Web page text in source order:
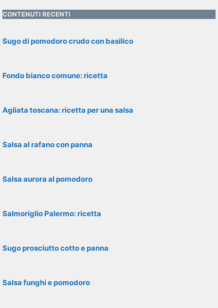
CONTENUTI RECENTI
Sugo di pomodoro crudo con basilico
Fondo bianco comune: ricetta
Agliata toscana: ricetta per una salsa
Salsa al rafano con panna
Salsa aurora al pomodoro
Salmoriglio Palermo: ricetta
Sugo prosciutto cotto e panna
Salsa funghi e pomodoro